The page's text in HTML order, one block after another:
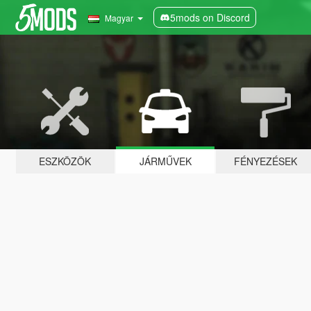
Magyar 5mods on Discord
ESZKÖZÖK JÁRMŰVEK FÉNYEZÉSEK